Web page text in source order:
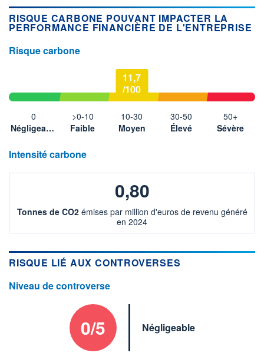
RISQUE CARBONE POUVANT IMPACTER LA
PERFORMANCE FINANCIÈRE DE L'ENTREPRISE
Risque carbone
0
Négligeable
>0-10
Faible
11,7
/100
10-30
Moyen
30-50
Élevé
50+
Sévère
Intensité carbone
0,80
Tonnes de CO2émises par million d'euros de revenu généré
en 2024
RISQUE LIÉ AUX CONTROVERSES
Niveau de controverse
0/5 Négligeable